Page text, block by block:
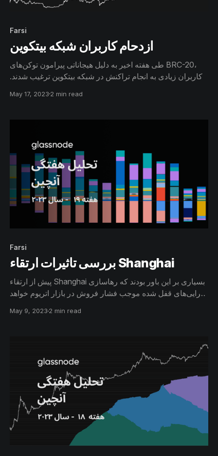
Farsi
ازدحام کاربران شبکه بیتکوین
طی هفته اخیر به دلیل هیجاناتی پیرامون توکن‌های BRC-20،
کاربران زیادی به انجام تراکنش در شبکه بیتکوین ترغیب شدند.
افزایش یافت و درآمد کارمزدی ماینرها برای پنجمین بار از
May 17, 2023 2 min read
Farsi
بررسی تاثیرات ارتقاء Shanghai
پیش از ارتقاء Shanghai بسیاری بر این باور بودند که رهاسازی
دارایی‌های قفل شده موجب فشار فروش در بازار اتریوم خواهد
در این گزارش به حجم دارایی‌های آزاده شده، سهم هرکدام‌ از
May 9, 2023 2 min read